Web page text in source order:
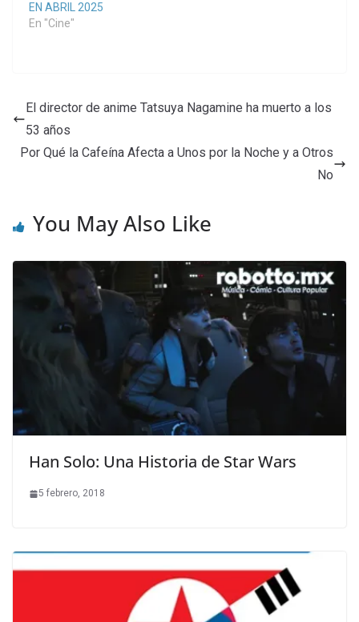
EN ABRIL 2025
En "Cine"
El director de anime Tatsuya Nagamine ha muerto a los
53 años
Por Qué la Cafeína Afecta a Unos por la Noche y a Otros
No
You May Also Like
Han Solo: Una Historia de Star Wars
5 febrero, 2018